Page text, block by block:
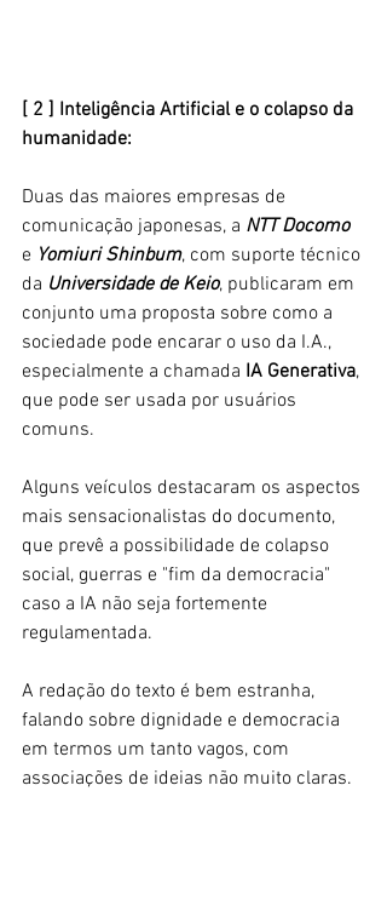
[ 2 ] Inteligência Artificial e o colapso da
humanidade:
Duas das maiores empresas de
comunicação japonesas, a NTT Docomo
e Yomiuri Shinbum, com suporte técnico
da Universidade de Keio, publicaram em
conjunto uma proposta sobre como a
sociedade pode encarar o uso da I.A.,
especialmente a chamada IA Generativa,
que pode ser usada por usuários
comuns.
Alguns veículos destacaram os aspectos
mais sensacionalistas do documento,
que prevê a possibilidade de colapso
social, guerras e "fim da democracia"
caso a IA não seja fortemente
regulamentada.
A redação do texto é bem estranha,
falando sobre dignidade e democracia
em termos um tanto vagos, com
associações de ideias não muito claras.